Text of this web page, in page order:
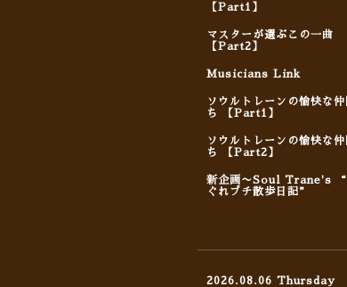
【Part1】
マスターが選ぶこの一曲
【Part2】
Musicians Link
ソウルトレーンの愉快な仲
ち 【Part1】
ソウルトレーンの愉快な仲
ち 【Part2】
新企画〜Soul Trane's “
ぐれプチ散歩日記”
2026.08.06 Thursday